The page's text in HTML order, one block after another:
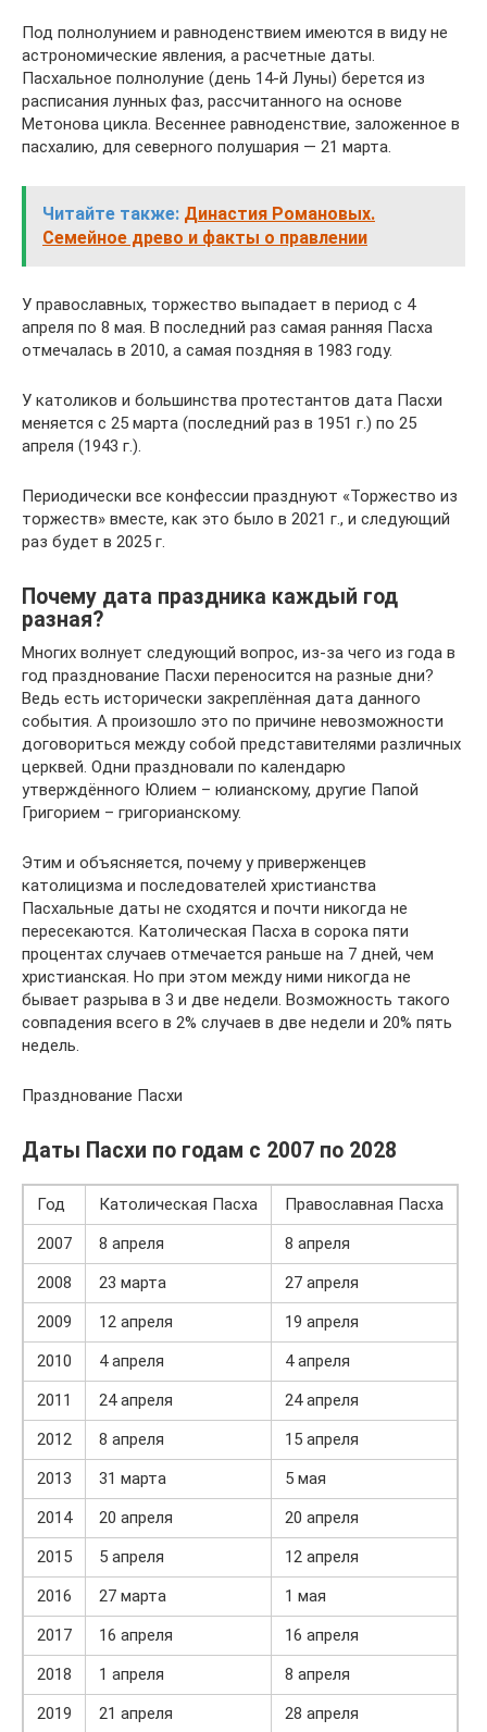
Под полнолунием и равноденствием имеются в виду не
астрономические явления, а расчетные даты.
Пасхальное полнолуние (день 14-й Луны) берется из
расписания лунных фаз, рассчитанного на основе
Метонова цикла. Весеннее равноденствие, заложенное в
пасхалию, для северного полушария — 21 марта.
Читайте также: Династия Романовых.
Семейное древо и факты о правлении
У православных, торжество выпадает в период с 4
апреля по 8 мая. В последний раз самая ранняя Пасха
отмечалась в 2010, а самая поздняя в 1983 году.
У католиков и большинства протестантов дата Пасхи
меняется с 25 марта (последний раз в 1951 г.) по 25
апреля (1943 г.).
Периодически все конфессии празднуют «Торжество из
торжеств» вместе, как это было в 2021 г., и следующий
раз будет в 2025 г.
Почему дата праздника каждый год
разная?
Многих волнует следующий вопрос, из-за чего из года в
год празднование Пасхи переносится на разные дни?
Ведь есть исторически закреплённая дата данного
события. А произошло это по причине невозможности
договориться между собой представителями различных
церквей. Одни праздновали по календарю
утверждённого Юлием – юлианскому, другие Папой
Григорием – григорианскому.
Этим и объясняется, почему у приверженцев
католицизма и последователей христианства
Пасхальные даты не сходятся и почти никогда не
пересекаются. Католическая Пасха в сорока пяти
процентах случаев отмечается раньше на 7 дней, чем
христианская. Но при этом между ними никогда не
бывает разрыва в 3 и две недели. Возможность такого
совпадения всего в 2% случаев в две недели и 20% пять
недель.
Празднование Пасхи
Даты Пасхи по годам с 2007 по 2028
Год Католическая Пасха
Православная Пасха
2007
8 апреля
8 апреля
2008
23 марта
27 апреля
2009
12 апреля
19 апреля
2010
4 апреля
4 апреля
2011
24 апреля
24 апреля
2012
8 апреля
15 апреля
2013
31 марта
5 мая
2014
20 апреля
20 апреля
2015
5 апреля
12 апреля
2016
27 марта
1 мая
2017
16 апреля
16 апреля
2018
1 апреля
8 апреля
2019
21 апреля
28 апреля